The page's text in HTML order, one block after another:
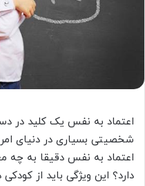
اعتماد به نفس یک کلید
شخصیتی بسیاری در دنیای
اعتماد به نفس دقیقا به چه
دارد؟ این ویژگی باید از